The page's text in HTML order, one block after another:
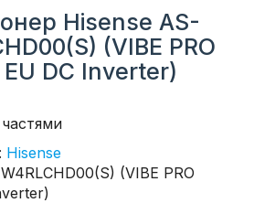
Hisense AS-
(VIBE PRO
EU DC Inverter)
Hisense
(VIBE PRO